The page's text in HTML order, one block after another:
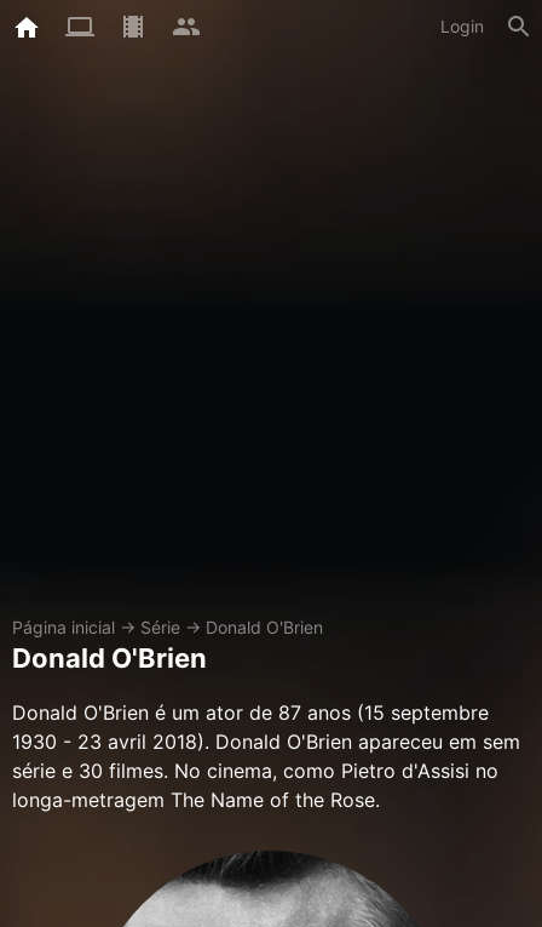
Login
Página inicial → Série → Donald O'Brien
Donald O'Brien
Donald O'Brien é um ator de 87 anos (15 septembre
1930 - 23 avril 2018). Donald O'Brien apareceu em sem
série e 30 filmes. No cinema, como Pietro d'Assisi no
longa-metragem The Name of the Rose.